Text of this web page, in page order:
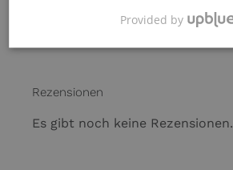
Rezensionen
Es gibt noch keine Rezensionen.
Provided by